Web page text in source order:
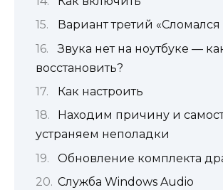
Вариант третий
Звука нет на ноутбуке —
восстановить?
Как настроить
Находим причину и
устраняем неполадки
Обновление комплекта
Служба Windows Audio